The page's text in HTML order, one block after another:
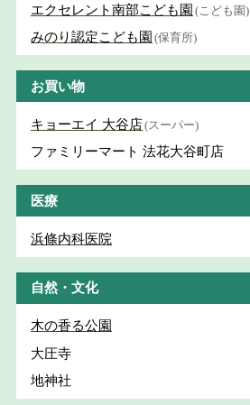
エクセレント南部こども園 (こども園)
みのり認定こども園 (保育所)
お買い物
キョーエイ 大谷店(スーパー)
ファミリーマート 法花大谷町店
医療
浜條内科医院
自然・文化
木の香る公園
大圧寺
地神社